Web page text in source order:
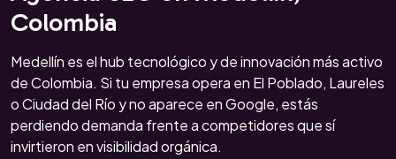
Colombia
Medellín es el hub tecnológico y de innovación más activo
de Colombia. Si tu empresa opera en El Poblado, Laureles
o Ciudad del Río y no aparece en Google, estás
perdiendo demanda frente a competidores que sí
invirtieron en visibilidad orgánica.